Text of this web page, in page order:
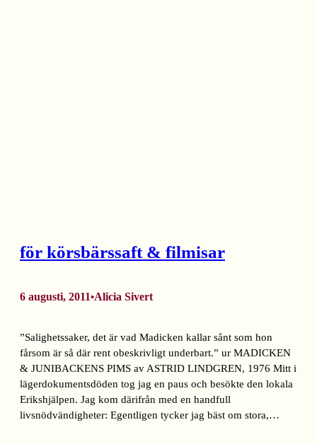
för körsbärssaft & filmisar
6 augusti, 2011•Alicia Sivert
”Salighetssaker, det är vad Madicken kallar sånt som hon
fårsom är så där rent obeskrivligt underbart.” ur MADICKEN
& JUNIBACKENS PIMS av ASTRID LINDGREN, 1976 Mitt i
lägerdokumentsdöden tog jag en paus och besökte den lokala
Erikshjälpen. Jag kom därifrån med en handfull
livsnödvändigheter: Egentligen tycker jag bäst om stora,…